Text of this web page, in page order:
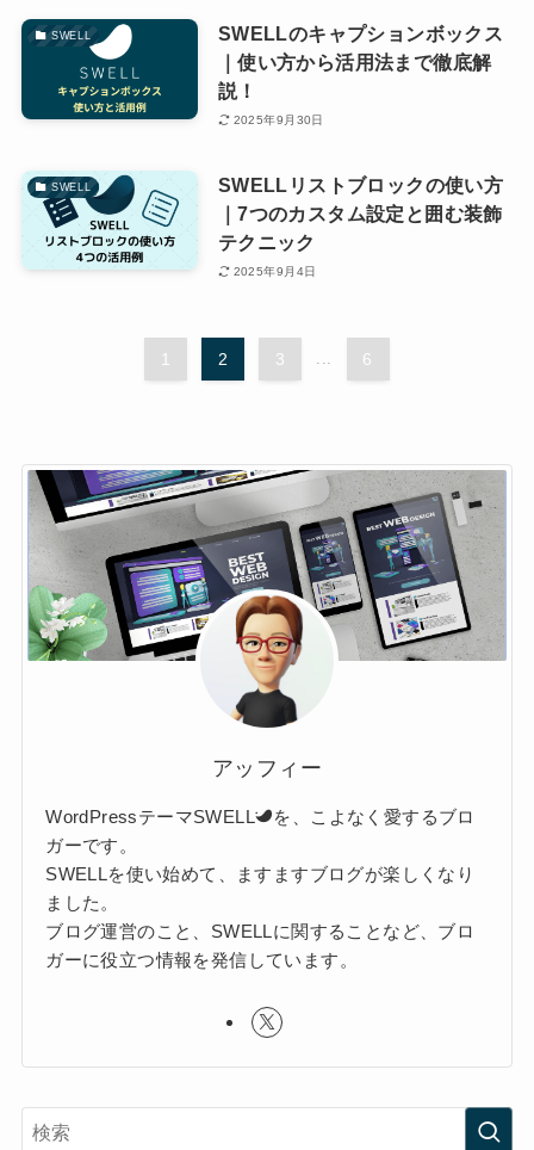
SWELL
SWELLのキャプションボックス
｜使い方から活用法まで徹底解
説！
2025年9月30日
SWELL
SWELLリストブロックの使い方
｜7つのカスタム設定と囲む装飾
テクニック
2025年9月4日
1 2 3 6
アッフィー
WordPressテーマSWELL
を、こよなく愛するブロ
ガーです。
SWELLを使い始めて、ますますブログが楽しくなり
ました。
ブログ運営のこと、SWELLに関することなど、ブロ
ガーに役立つ情報を発信しています。